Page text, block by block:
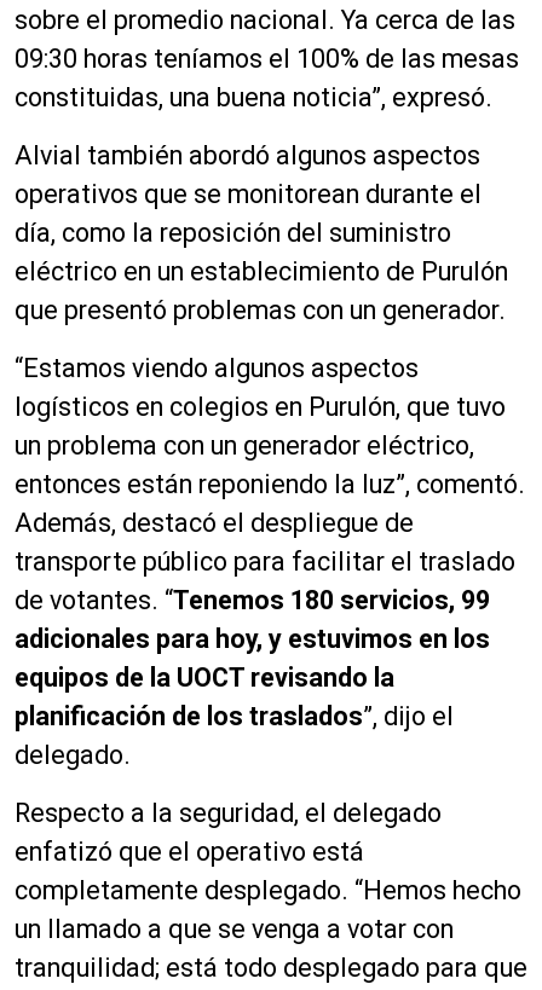
sobre el promedio nacional. Ya cerca de las
09:30 horas teníamos el 100% de las mesas
constituidas, una buena noticia”, expresó.
Alvial también abordó algunos aspectos
operativos que se monitorean durante el
día, como la reposición del suministro
eléctrico en un establecimiento de Purulón
que presentó problemas con un generador.
“Estamos viendo algunos aspectos
logísticos en colegios en Purulón, que tuvo
un problema con un generador eléctrico,
entonces están reponiendo la luz”, comentó.
Además, destacó el despliegue de
transporte público para facilitar el traslado
de votantes. “Tenemos 180 servicios, 99
adicionales para hoy, y estuvimos en los
equipos de la UOCT revisando la
planificación de los traslados”, dijo el
delegado.
Respecto a la seguridad, el delegado
enfatizó que el operativo está
completamente desplegado. “Hemos hecho
un llamado a que se venga a votar con
tranquilidad; está todo desplegado para que